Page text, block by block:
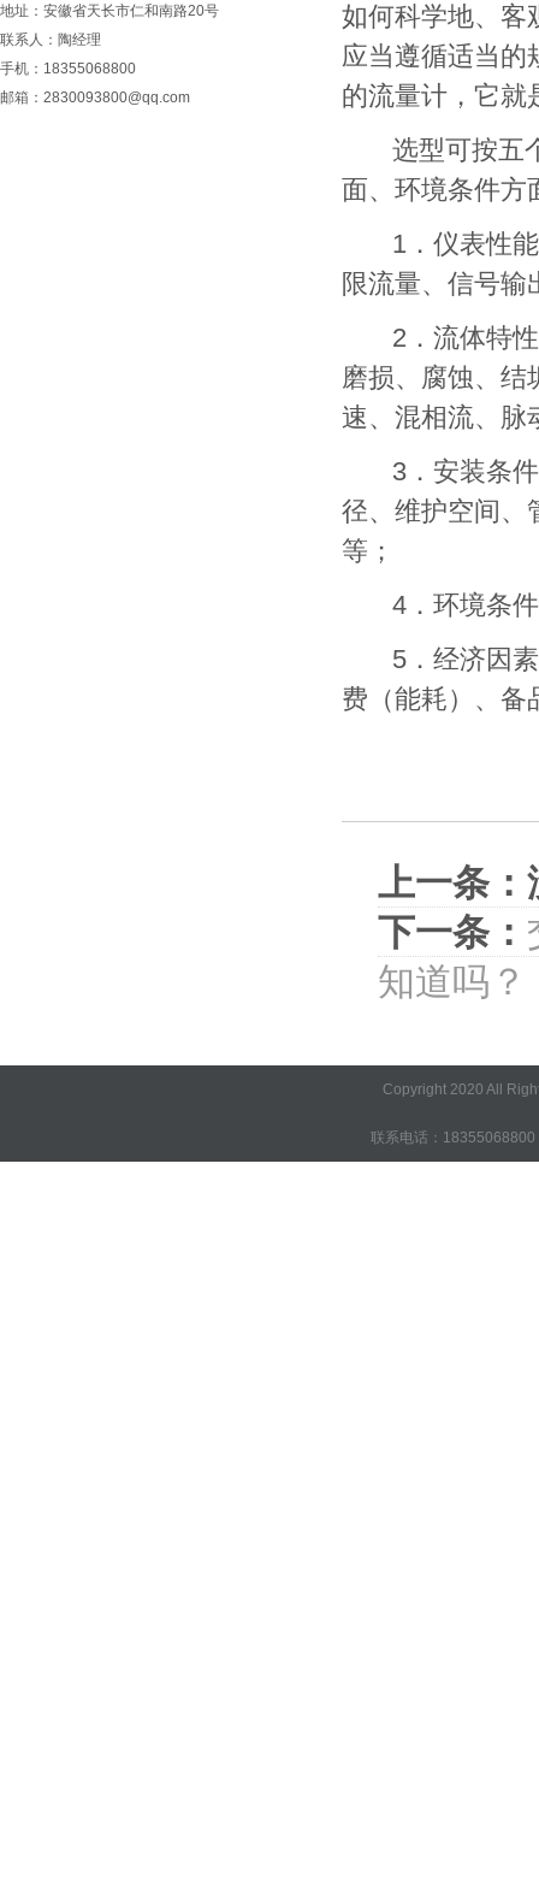
地址：安徽省天长市仁和南路20号
联系人：陶经理
手机：18355068800
邮箱：2830093800@qq.com
如何科学地、客
应当遵循适当的
的流量计，它就
选型可按五个
面、环境条件方
1．仪表性能
限流量、信号输
2．流体特性
磨损、腐蚀、结
速、混相流、脉
3．安装条件
径、维护空间、
等；
4．环境条件
5．经济因素
费（能耗）、备
上一条：
下一条：
知道吗？
Copyright 2020 All
联系电话：